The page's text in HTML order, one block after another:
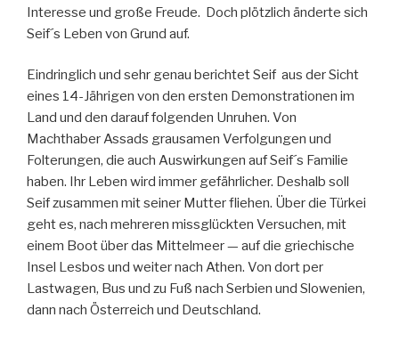
Interesse und große Freude. Doch plötzlich änderte sich
Seif´s Leben von Grund auf.
Eindringlich und sehr genau berichtet Seif aus der Sicht
eines 14-Jährigen von den ersten Demonstrationen im
Land und den darauf folgenden Unruhen. Von
Machthaber Assads grausamen Verfolgungen und
Folterungen, die auch Auswirkungen auf Seif´s Familie
haben. Ihr Leben wird immer gefährlicher. Deshalb soll
Seif zusammen mit seiner Mutter fliehen. Über die Türkei
geht es, nach mehreren missglückten Versuchen, mit
einem Boot über das Mittelmeer — auf die griechische
Insel Lesbos und weiter nach Athen. Von dort per
Lastwagen, Bus und zu Fuß nach Serbien und Slowenien,
dann nach Österreich und Deutschland.